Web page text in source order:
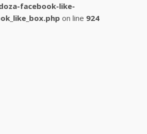
facebook-like-
on line 924